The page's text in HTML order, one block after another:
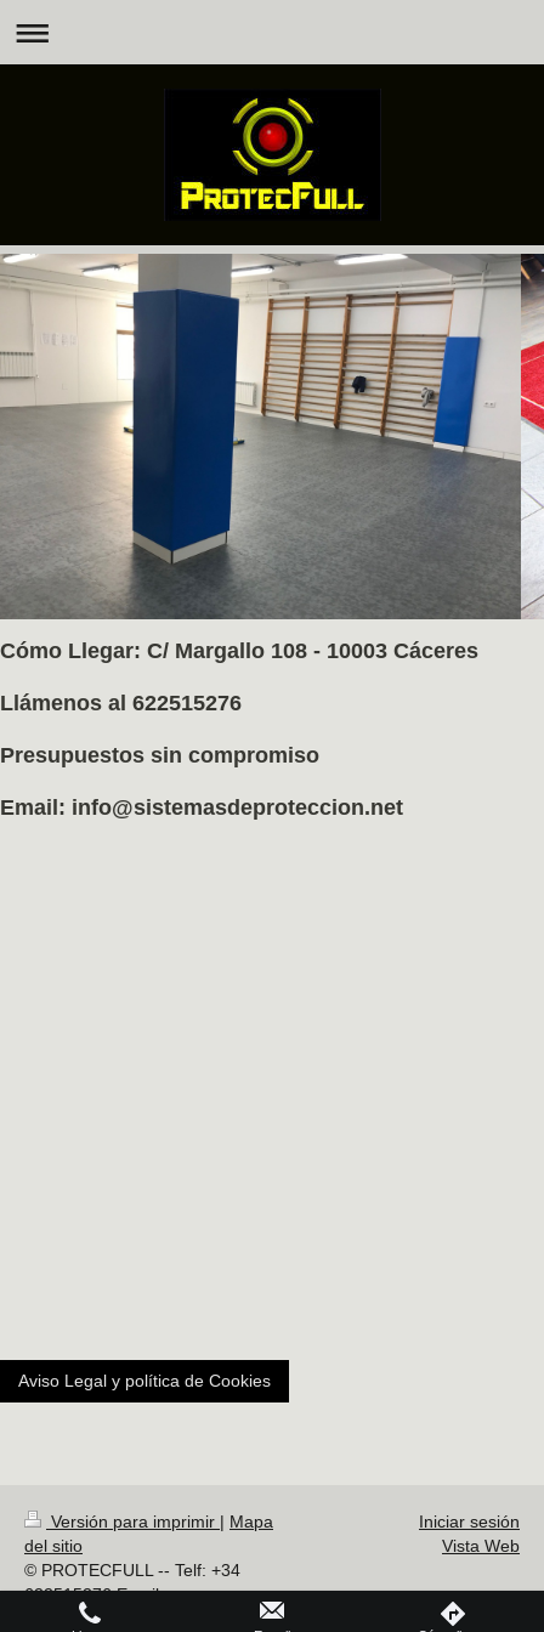
Cómo Llegar: C/ Margallo 108 - 10003 Cáceres
Llámenos al 622515276
Presupuestos sin compromiso
Email: info@sistemasdeproteccion.net
Aviso Legal y política de Cookies
Versión para imprimir | Mapa
del sitio
© PROTECFULL -- Telf: +34
622515276 Email:
info@sistemasdeproteccion.net
Iniciar sesión
Vista Web